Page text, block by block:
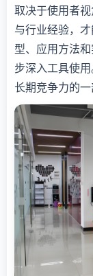
取决于使用者
与行业经验，
型、应用方法
步深入工具使
长期竞争力的一